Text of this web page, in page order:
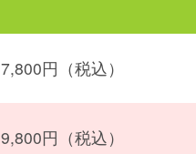
7,800円（税込）
9,800円（税込）